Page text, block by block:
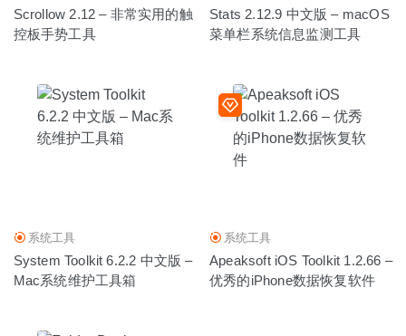
Scrollow 2.12 – 非常实用的触
控板手势工具
Stats 2.12.9 中文版 – macOS
菜单栏系统信息监测工具
系统工具
System Toolkit 6.2.2 中文版 –
Mac系统维护工具箱
系统工具
Apeaksoft iOS Toolkit 1.2.66 –
优秀的iPhone数据恢复软件